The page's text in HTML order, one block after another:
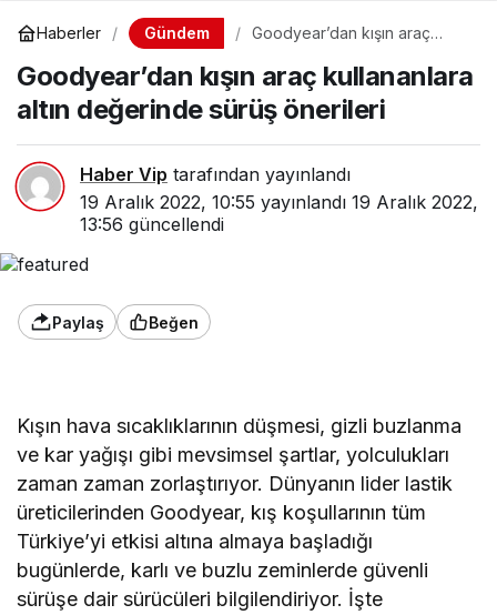
Haberler Gündem
Goodyear’dan kışın araç
sürüş önerileri
Goodyear’dan kışın araç kullananlara
altın değerinde sürüş önerileri
Haber Vip tarafından yayınlandı
19 Aralık 2022, 10:55 yayınlandı 19 Aralık 2022,
13:56 güncellendi
Paylaş Beğen
Kışın hava sıcaklıklarının düşmesi, gizli buzlanma
ve kar yağışı gibi mevsimsel şartlar, yolculukları
zaman zaman zorlaştırıyor. Dünyanın lider lastik
üreticilerinden Goodyear, kış koşullarının tüm
Türkiye’yi etkisi altına almaya başladığı
bugünlerde, karlı ve buzlu zeminlerde güvenli
sürüşe dair sürücüleri bilgilendiriyor. İşte